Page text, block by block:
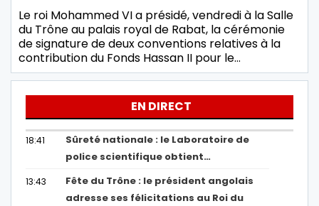
Le roi Mohammed VI a présidé, vendredi à la Salle
du Trône au palais royal de Rabat, la cérémonie
de signature de deux conventions relatives à la
contribution du Fonds Hassan II pour le…
EN DIRECT
18:41
Sûreté nationale : le Laboratoire de
police scientifique obtient…
13:43
Fête du Trône : le président angolais
adresse ses félicitations au Roi du